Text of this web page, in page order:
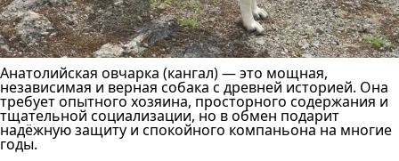
Анатолийская овчарка (кангал) — это мощная,
независимая и верная собака с древней историей. Она
требует опытного хозяина, просторного содержания и
тщательной социализации, но в обмен подарит
надёжную защиту и спокойного компаньона на многие
годы.